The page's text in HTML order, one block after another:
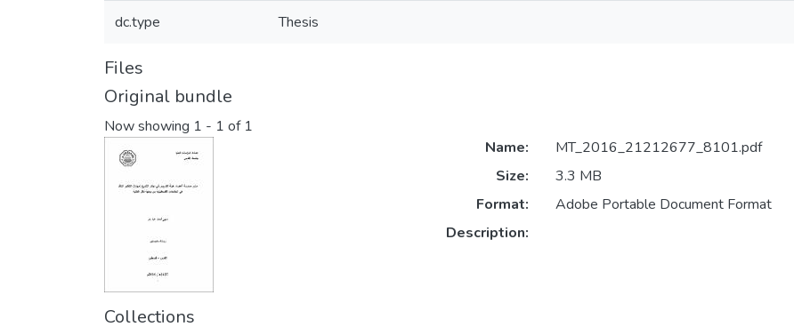
dc.type Thesis
Files
Original bundle
Now showing 1 - 1 of 1
Name:
MT_2016_21212677_8101.pdf
Size:
3.3 MB
Format:
Adobe Portable Document Format
Description:
Collections